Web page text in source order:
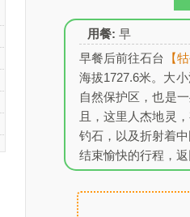
用餐: 早
早餐后前往石台 【
海拔1727.6米。大
自然保护区，也是
且，这里人杰地灵
钓石，以及折射着
结束愉快的行程，